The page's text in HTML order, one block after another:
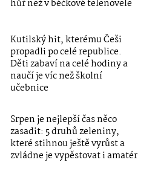
hůř než v béčkové telenovele
Kutilský hit, kterému Češi
propadli po celé republice.
Děti zabaví na celé hodiny a
naučí je víc než školní
učebnice
Srpen je nejlepší čas něco
zasadit: 5 druhů zeleniny,
které stihnou ještě vyrůst a
zvládne je vypěstovat i amatér